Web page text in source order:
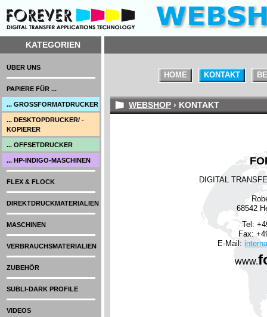
KATEGORIEN
HOME KONTAKT
WEBSHOP › KONTAKT
DIGITAL
68542
Tel:
Fax:
E-Mail:
www.
ÜBER UNS
PAPIERE FÜR ...
... GROSSFORMATDRUCKER
... DESKTOPDRUCKER/ -
KOPIERER
... OFFSETDRUCKER
... HP-INDIGO-MASCHINEN
FLEX & FLOCK
DIREKTDRUCKMATERIALIEN
MASCHINEN
VERBRAUCHSMATERIALIEN
ZUBEHÖR
SUBLI-DARK PROFILE
VIDEOS